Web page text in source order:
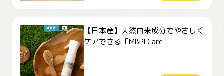
【日本産】天然由来成分でやさしく
ケアできる「MBPLCare...